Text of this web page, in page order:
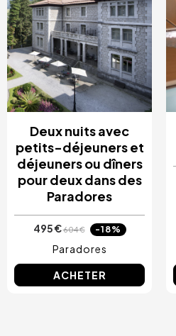
Deux nuits avec
petits-déjeuners et
déjeuners ou dîners
pour deux dans des
Paradores
495 €604 € -18%
Paradores
ACHETER